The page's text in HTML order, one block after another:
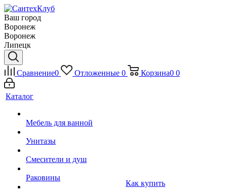
Ваш город
Воронеж
Воронеж
Липецк
Сравнение0 Отложенные 0 Корзина0 0
Каталог
Мебель для ванной
Унитазы
Смесители и душ
Раковины
Как купить